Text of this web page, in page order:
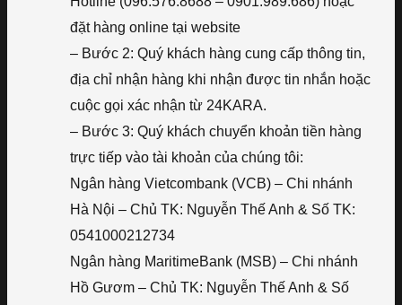
đặt hàng online tại website
– Bước 2: Quý khách hàng cung cấp thông tin,
địa chỉ nhận hàng khi nhận được tin nhắn hoặc
cuộc gọi xác nhận từ 24KARA.
– Bước 3: Quý khách chuyển khoản tiền hàng
trực tiếp vào tài khoản của chúng tôi:
Ngân hàng Vietcombank (VCB) – Chi nhánh
Hà Nội – Chủ TK: Nguyễn Thế Anh & Số TK:
0541000212734
Ngân hàng MaritimeBank (MSB) – Chi nhánh
Hồ Gươm – Chủ TK: Nguyễn Thế Anh & Số